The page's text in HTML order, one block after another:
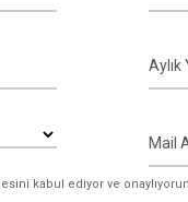
kabul ediyor ve